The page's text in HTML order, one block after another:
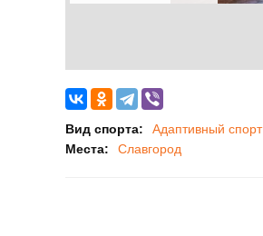
Вид спорта:
Адаптивный спорт
Места:
Славгород